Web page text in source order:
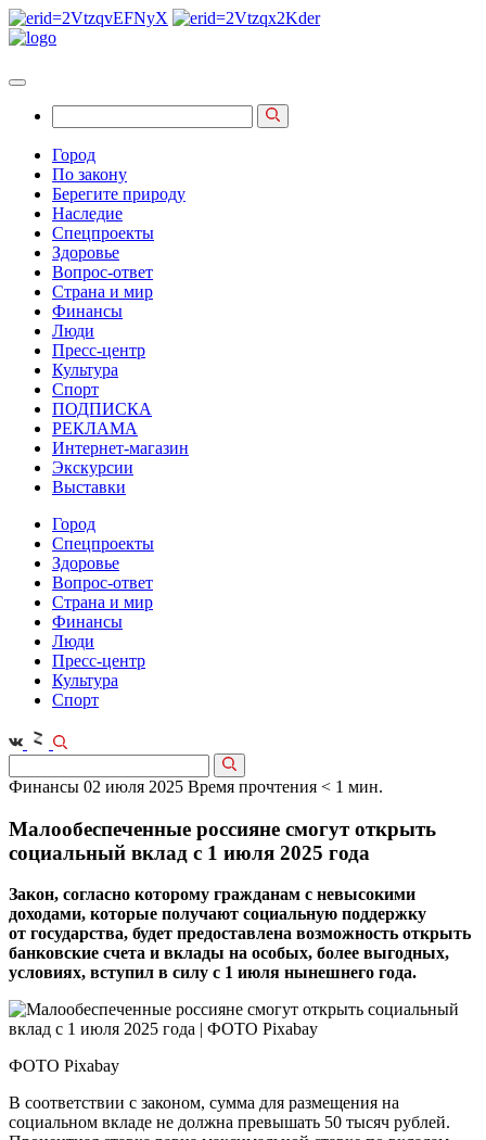
Город
По закону
Берегите природу
Наследие
Спецпроекты
Здоровье
Вопрос-ответ
Страна и мир
Финансы
Люди
Пресс-центр
Культура
Спорт
ПОДПИСКА
РЕКЛАМА
Интернет-магазин
Экскурсии
Выставки
Город
Спецпроекты
Здоровье
Вопрос-ответ
Страна и мир
Финансы
Люди
Пресс-центр
Культура
Спорт
Финансы 02 июля 2025 Время прочтения < 1 мин.
Малообеспеченные россияне смогут открыть
социальный вклад с 1 июля 2025 года
Закон, согласно которому гражданам с невысокими
доходами, которые получают социальную поддержку
от государства, будет предоставлена возможность открыть
банковские счета и вклады на особых, более выгодных,
условиях, вступил в силу с 1 июля нынешнего года.
ФОТО Pixabay
В соответствии с законом, сумма для размещения на
социальном вкладе не должна превышать 50 тысяч рублей.